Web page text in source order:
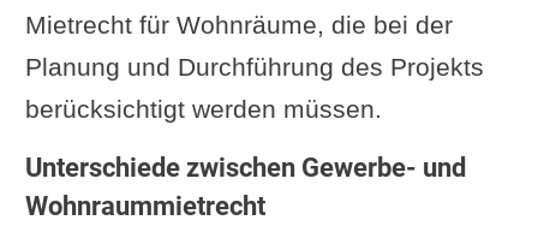
Mietrecht für Wohnräume, die bei der
Planung und Durchführung des Projekts
berücksichtigt werden müssen.
Unterschiede zwischen Gewerbe- und
Wohnraummietrecht